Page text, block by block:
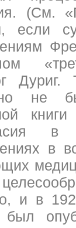
(См.
если
не
в
в
и в
был